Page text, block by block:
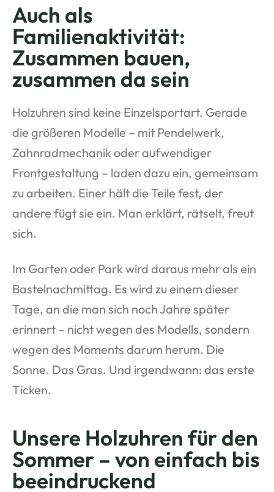
Auch als
Familienaktivität:
Zusammen bauen,
zusammen da sein
Holzuhren sind keine Einzelsportart. Gerade
die größeren Modelle – mit Pendelwerk,
Zahnradmechanik oder aufwendiger
Frontgestaltung – laden dazu ein, gemeinsam
zu arbeiten. Einer hält die Teile fest, der
andere fügt sie ein. Man erklärt, rätselt, freut
sich.
Im Garten oder Park wird daraus mehr als ein
Bastelnachmittag. Es wird zu einem dieser
Tage, an die man sich noch Jahre später
erinnert – nicht wegen des Modells, sondern
wegen des Moments darum herum. Die
Sonne. Das Gras. Und irgendwann: das erste
Ticken.
Unsere Holzuhren für den
Sommer – von einfach bis
beeindruckend